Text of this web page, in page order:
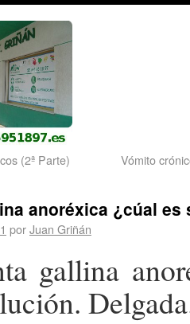
(2ª Parte) Vómito
anoréxica ¿cúal
porJuan Griñán
gallina